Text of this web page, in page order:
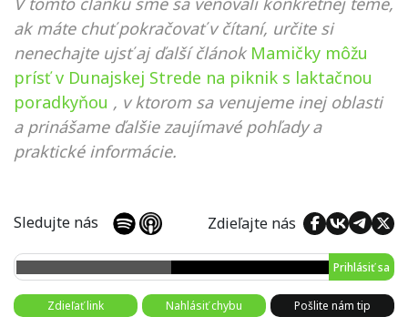
ak máte chuť pokračovať v čítaní, určite si
nenechajte ujsť aj ďalší článok Mamičky môžu
prísť v Dunajskej Strede na piknik s laktačnou
poradkyňou , v ktorom sa venujeme inej oblasti
a prinášame ďalšie zaujímavé pohľady a
praktické informácie.
Sledujte nás Zdieľajte nás
Prihlásiť sa
Zdieľať link Nahlásiť chybu Pošlite nám tip